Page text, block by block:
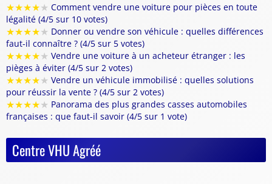
★★★★★ Comment vendre une voiture pour pièces en toute
légalité (4/5 sur 10 votes)
★★★★★ Donner ou vendre son véhicule : quelles différences
faut-il connaître ? (4/5 sur 5 votes)
★★★★★ Vendre une voiture à un acheteur étranger : les
pièges à éviter (4/5 sur 2 votes)
★★★★★ Vendre un véhicule immobilisé : quelles solutions
pour réussir la vente ? (4/5 sur 2 votes)
★★★★★ Panorama des plus grandes casses automobiles
françaises : que faut-il savoir (4/5 sur 1 vote)
Centre VHU Agréé